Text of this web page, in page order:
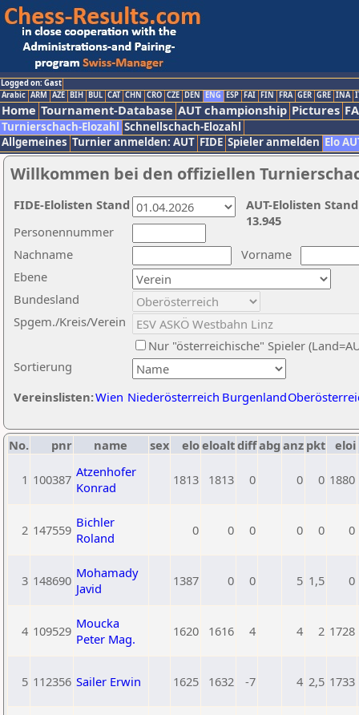
Logged on: Gast
Arabic ARM AZE BIH BUL CAT CHN CRO CZE DEN ENG ESP FAI FIN FRA GER GRE INA
Home Tournament-Database AUT championship Pictures
Turnierschach-Elozahl Schnellschach-Elozahl
Allgemeines Turnier anmelden: AUT FIDE Spieler anmelden Elo
Willkommen bei den offiziellen
Nachname
Vorname
Ebene
Sortierung
Personennummer
Bundesland
Spgem./Kreis/Verein
Nur "österreichische" Spieler
Vereinslisten:Wien Niederösterreich Burgenland
AUT-Elolisten
13.945
FIDE-Elolisten Stand
No. pnr name sex eloeloaltdiffabg anz pkt eloi
1 100387 Atzenhofer
Konrad
1813 1813 0 0 0 1880
2 147559 Bichler
Roland
0 0 0 0 0 0
3 148690 Mohamady
Javid
1387 0 0 5 1,5 0
4 109529 Moucka
Peter Mag.
1620 1616 4 4 2 1728
5 112356 Sailer Erwin 1625 1632 -7 4 2,5 1733